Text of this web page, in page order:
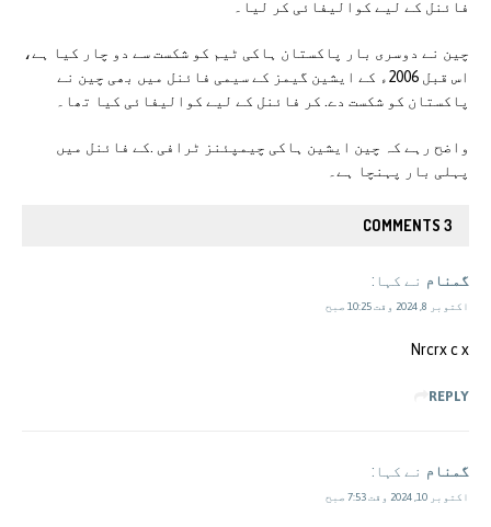
فائنل کے لیے کوالیفائی کر لیا۔
چین نے دوسری بار پاکستان ہاکی ٹیم کو شکست سے دو چار کیا ہے،
اس قبل 2006ء کے ایشین گیمز کے سیمی فائنل میں بھی چین نے
پاکستان کو شکست دے. کر فائنل کے لیے کوالیفائی کیا تھا۔
واضح رہے کہ چین ایشین ہاکی چیمپئنز ٹرافی .کے فائنل میں
پہلی بار پہنچا ہے۔
3 COMMENTS
گمنام نے کہا:
اکتوبر 8, 2024 وقت 10:25 صبح
Nrcrx c x
REPLY
گمنام نے کہا:
اکتوبر 10, 2024 وقت 7:53 صبح